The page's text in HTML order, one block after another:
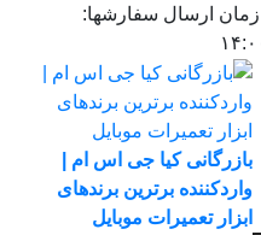
ارسال سفارشها:
بازرگانی کیا جی اس ام |
واردکننده برترین برندهای
ابزار تعمیرات موبایل